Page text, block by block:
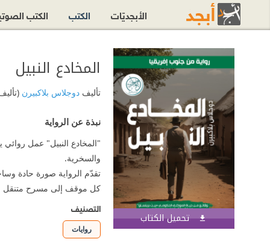
تحميل الكتاب اشترك الآن
المخادع النبيل
تأليفدوجلاس بلاكبيرن
نبذة عن الرواية
"المخادع النبيل" عمل
والسخرية.
تقدّم الرواية صورة حادة
كل موقف إلى مسرح متنقل
التصنيف
روايات
الأبجديّات الكتب الكتب